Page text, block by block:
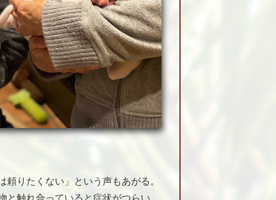
頼りたくない」という声もあがる。